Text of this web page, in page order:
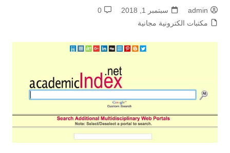
admin سبتمبر 1, 2018
0
مكتبات الكترونية مجانية